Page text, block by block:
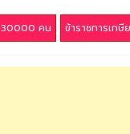
30000 คน ข้าราชการเก